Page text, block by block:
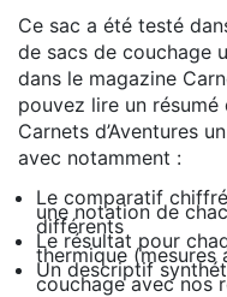
Ce sac a été testé
de sacs de couchage
dans le magazine
pouvez lire un résumé
Carnets d’Aventures
avec notamment :
Le comparatif
une notation de
différents
Le résultat pour
thermique (mesures
Un descriptif
couchage avec nos